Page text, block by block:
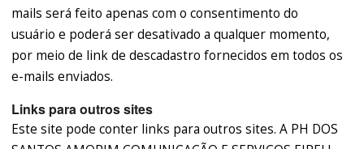
mails será feito apenas com o consentimento do
usuário e poderá ser desativado a qualquer momento,
por meio de link de descadastro fornecidos em todos os
e-mails enviados.
Links para outros sites
Este site pode conter links para outros sites. A PH DOS